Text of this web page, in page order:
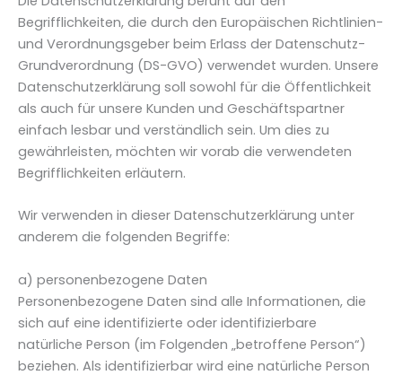
Begrifflichkeiten, die durch den Europäischen Richtlinien-
und Verordnungsgeber beim Erlass der Datenschutz-
Grundverordnung (DS-GVO) verwendet wurden. Unsere
Datenschutzerklärung soll sowohl für die Öffentlichkeit
als auch für unsere Kunden und Geschäftspartner
einfach lesbar und verständlich sein. Um dies zu
gewährleisten, möchten wir vorab die verwendeten
Begrifflichkeiten erläutern.
Wir verwenden in dieser Datenschutzerklärung unter
anderem die folgenden Begriffe:
a) personenbezogene Daten
Personenbezogene Daten sind alle Informationen, die
sich auf eine identifizierte oder identifizierbare
natürliche Person (im Folgenden „betroffene Person“)
beziehen. Als identifizierbar wird eine natürliche Person